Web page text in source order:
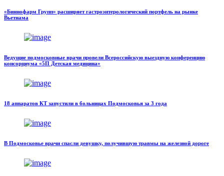
«Биннофарм Групп» расширяет гастроэнтерологический портфель на рынке
Вьетнама
Ведущие подмосковные врачи провели Всероссийскую выездную конференцию
консорциума «5П Детская медицина»
18 аппаратов КТ запустили в больницах Подмосковья за 3 года
В Подмосковье врачи спасли девушку, получившую травмы на железной дороге